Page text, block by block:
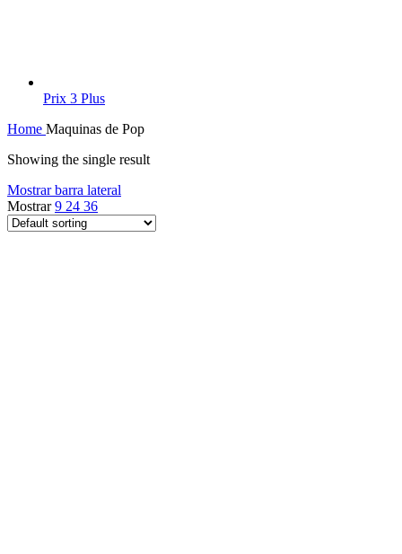
Prix 3 Plus
Home Maquinas de Pop
Showing the single result
Mostrar barra lateral
Mostrar9 24 36